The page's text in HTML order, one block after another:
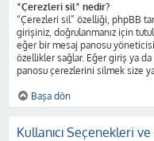
“Çerezleri sil” nedir?
“Çerezleri sil” özelliği, phpBB
girişiniz, doğrulanmanız için
eğer bir mesaj panosu
özellikler sağlar. Eğer giriş ya da
panosu çerezlerini silmek size
Başa dön
Kullanıcı Seçenekleri